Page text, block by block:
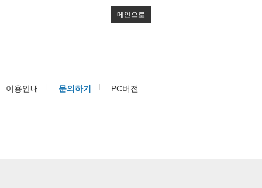
메인으로
이용안내 문의하기 PC버전